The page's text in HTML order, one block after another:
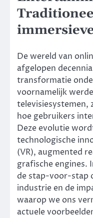
De wereld van
afgelopen
transformatie
voornamelijk
televisiesystemen,
hoe gebruikers
Deze evolutie
technologische
(VR), augmented
grafische engines.
de stap-voor-stap
industrie en de
waarop we ons
actuele